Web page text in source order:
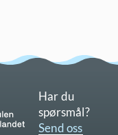
Har du
spørsmål?
Send oss